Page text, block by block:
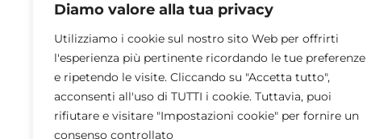
Diamo valore alla tua privacy
Utilizziamo i cookie sul nostro sito Web per offrirti
l'esperienza più pertinente ricordando le tue preferenze
e ripetendo le visite. Cliccando su "Accetta tutto",
acconsenti all'uso di TUTTI i cookie. Tuttavia, puoi
rifiutare e visitare "Impostazioni cookie" per fornire un
consenso controllato